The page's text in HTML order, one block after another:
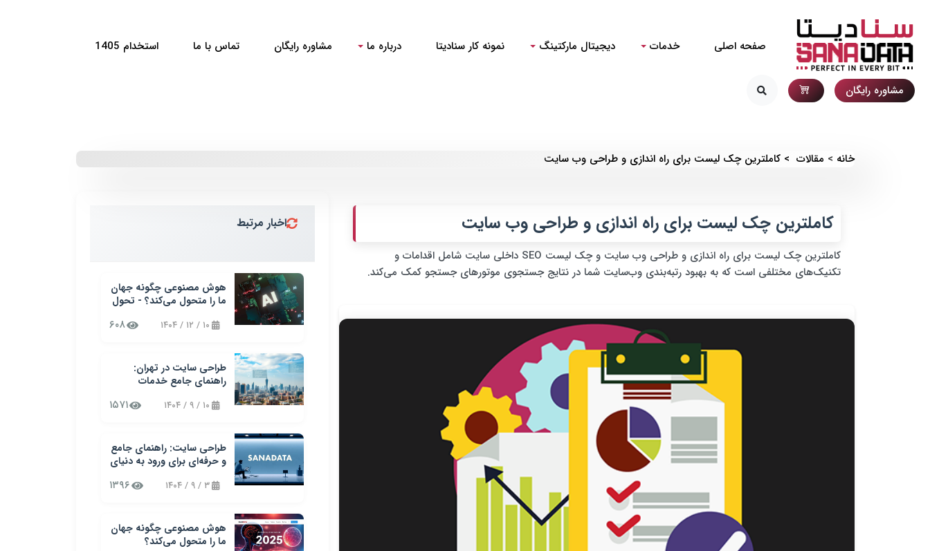
صفحه اصلی خدمات دیجیتال مارکتینگ نمونه کار سنادیتا درباره ما مشاوره رایگان تماس با ما استخدام 1405
مشاوره رایگان
خانه مقالات کاملترین چک لیست برای راه اندازی و طراحی وب سایت
کاملترین چک لیست برای راه اندازی و طراحی وب سایت
کاملترین چک لیست برای راه اندازی و طراحی وب سایت و چک لیست SEO داخلی سایت شامل اقدامات و
تکنیک‌های مختلفی است که به بهبود رتبه‌بندی وب‌سایت شما در نتایج جستجوی موتورهای جستجو کمک می‌کند.
اخبار مرتبط
هوش مصنوعی چگونه جهان
ما را متحول می‌کند؟ - تحول
نوین۱۰ / ۱۲ / ۱۴۰۴ ۶۰۸
طراحی سایت در تهران:
راهنمای جامع خدمات
۱۰ / ۹ / ۱۴۰۴ ۱۵۷۱
طراحی سایت: راهنمای جامع
و حرفه‌ای برای ورود به دنیای
۳ / ۹ / ۱۴۰۴ ۱۳۹۶
هوش مصنوعی چگونه جهان
ما را متحول می‌کند؟